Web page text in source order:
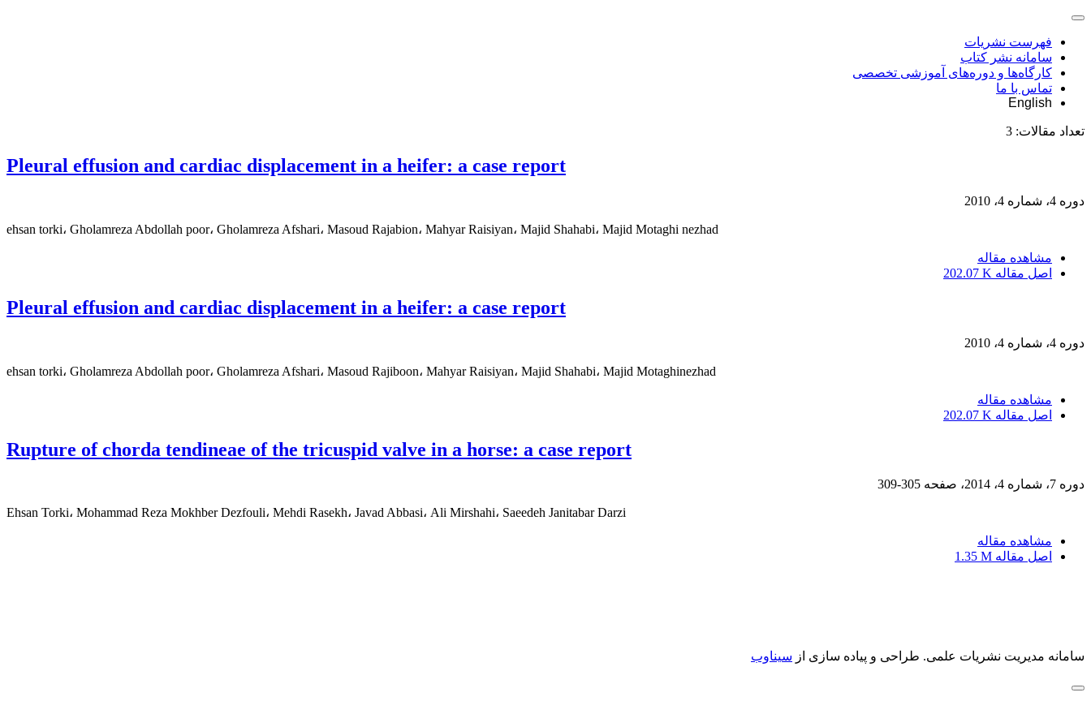
فهرست نشریات
سامانه نشر کتاب
کارگاه‌ها و دوره‌های آموزشی تخصصی
تماس با ما
English
تعداد مقالات: 3
Pleural effusion and cardiac displacement in a heifer: a case report
دوره 4، شماره 4، 2010
ehsan torki، Gholamreza Abdollah poor، Gholamreza Afshari، Masoud Rajabion، Mahyar Raisiyan، Majid Shahabi، Majid Motaghi nezhad
مشاهده مقاله
اصل مقاله 202.07 K
Pleural effusion and cardiac displacement in a heifer: a case report
دوره 4، شماره 4، 2010
ehsan torki، Gholamreza Abdollah poor، Gholamreza Afshari، Masoud Rajiboon، Mahyar Raisiyan، Majid Shahabi، Majid Motaghinezhad
مشاهده مقاله
اصل مقاله 202.07 K
Rupture of chorda tendineae of the tricuspid valve in a horse: a case report
دوره 7، شماره 4، 2014، صفحه 305-309
Ehsan Torki، Mohammad Reza Mokhber Dezfouli، Mehdi Rasekh، Javad Abbasi، Ali Mirshahi، Saeedeh Janitabar Darzi
مشاهده مقاله
اصل مقاله 1.35 M
سامانه مدیریت نشریات علمی. طراحی و پیاده سازی از سیناوب